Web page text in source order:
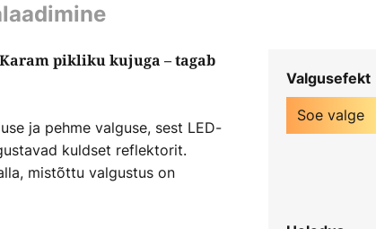
pikliku kujuga – tagab
ja pehme valguse, sest LED-
kuldset reflektorit.
mistõttu valgustus on
ja seega eriti sirge, mis
Valgusefekt
Soe valge